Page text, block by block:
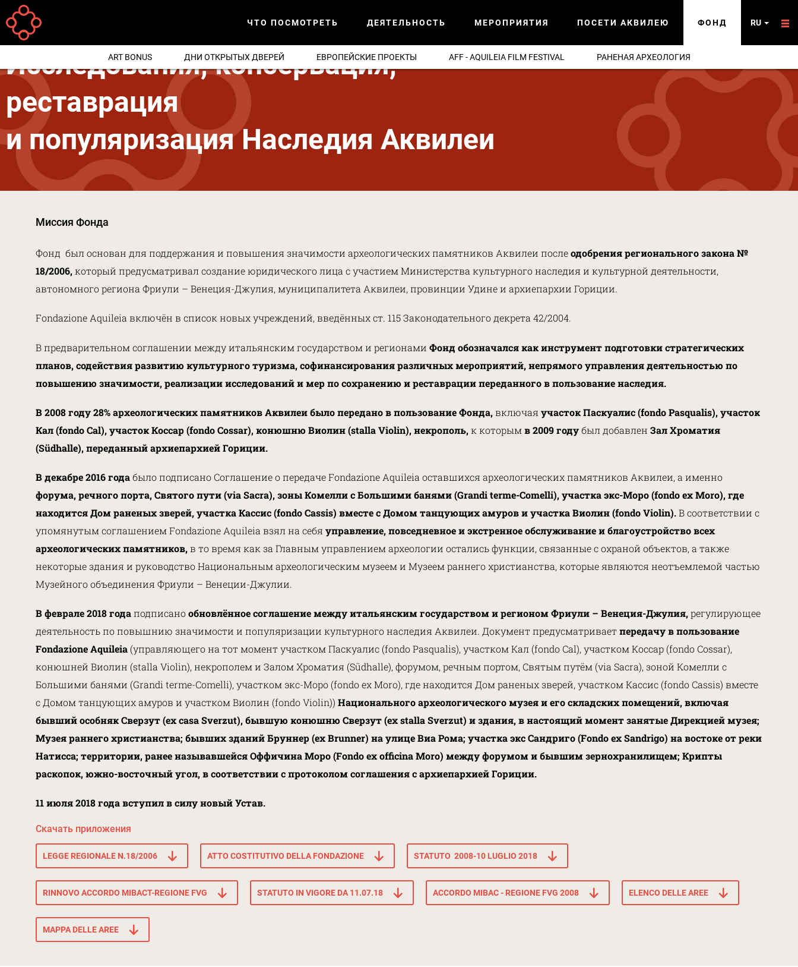
Перейти к основному содержанию
ЧТО ПОСМОТРЕТЬ ДЕЯТЕЛЬНОСТЬ МЕРОПРИЯТИЯ ПОСЕТИ АКВИЛЕЮ ФОНД RU
ART BONUS ДНИ ОТКРЫТЫХ ДВЕРЕЙ ЕВРОПЕЙСКИЕ ПРОЕКТЫ AFF - AQUILEIA FILM FESTIVAL РАНЕНАЯ АРХЕОЛОГИЯ
Your
are
Главная
Исследования, консервация,
реставрация
и популяризация Наследия Аквилеи
Миссия Фонда
Фонд был основан для поддержания и повышения значимости археологических памятников Аквилеи послеодобрения регионального закона №
18/2006,который предусматривал создание юридического лица с участием Министерства культурного наследия и культурной деятельности,
автономного региона Фриули – Венеция-Джулия, муниципалитета Аквилеи, провинции Удине и архиепархии Гориции.
Fondazione Aquileia включён в список новых учреждений, введённых ст. 115 Законодательного декрета 42/2004.
В предварительном соглашении между итальянским государством и регионами Фонд обозначался как инструмент подготовки стратегических
планов, содействия развитию культурного туризма, софинансирования различных мероприятий, непрямого управления деятельностью по
повышению значимости, реализации исследований и мер по сохранению и реставрации переданного в пользование наследия.
В 2008 году 28% археологических памятников Аквилеи было передано в пользование Фонда,включая участок Паскуалис (fondo Pasqualis), участок
Кал (fondo Cal), участок Коссар (fondo Cossar), конюшню Виолин (stalla Violin), некрополь,к которымв 2009 годубыл добавлен Зал Хроматия
(Südhalle), переданный архиепархией Гориции.
В декабре 2016 годабыло подписано Соглашение о передаче Fondazione Aquileia оставшихся археологических памятников Аквилеи, а именно
форума, речного порта, Святого пути (via Sacra), зоны Комелли с Большими банями (Grandi terme-Comelli), участка экс-Моро (fondo ex Moro), где
находится Дом раненых зверей, участка Кассис (fondo Cassis) вместе с Домом танцующих амуров и участка Виолин (fondo Violin).В соответствии с
упомянутым соглашением Fondazione Aquileia взял на себя управление, повседневное и экстренное обслуживание и благоустройство всех
археологических памятников,в то время как за Главным управлением археологии остались функции, связанные с охраной объектов, а также
некоторые здания и руководство Национальным археологическим музеем и Музеем раннего христианства, которые являются неотъемлемой частью
Музейного объединения Фриули – Венеции-Джулии.
В феврале 2018 годаподписанообновлённое соглашение между итальянским государством и регионом Фриули – Венеция-Джулия,регулирующее
деятельность по повышнию значимости и популяризации культурного наследия Аквилеи. Документ предусматривает передачу в пользование
Fondazione Aquileia(управляющего на тот момент участком Паскуалис (fondo Pasqualis), участком Кал (fondo Cal), участком Коссар (fondo Cossar),
конюшней Виолин (stalla Violin), некрополем и Залом Хроматия (Südhalle), форумом, речным портом, Святым путём (via Sacra), зоной Комелли с
Большими банями (Grandi terme-Comelli), участком экс-Моро (fondo ex Moro), где находится Дом раненых зверей, участком Кассис (fondo Cassis) вместе
с Домом танцующих амуров и участком Виолин (fondo Violin)) Национального археологического музея и его складских помещений, включая
бывший особняк Сверзут (ex casa Sverzut), бывшую конюшню Сверзут (ex stalla Sverzut) и здания, в настоящий момент занятые Дирекцией музея;
Музея раннего христианства; бывших зданий Бруннер (ex Brunner) на улице Виа Рома; участка экс Сандриго (Fondo ex Sandrigo) на востоке от реки
Натисса; территории, ранее называвшейся Оффичина Моро (Fondo ex officina Moro) между форумом и бывшим зернохранилищем; Крипты
раскопок, южно-восточный угол, в соответствии с протоколом соглашения с архиепархией Гориции.
11 июля 2018 года вступил в силу новый Устав.
Скачать приложения
LEGGE REGIONALE N.18/2006 ATTO COSTITUTIVO DELLA FONDAZIONE STATUTO 2008-10 LUGLIO 2018
RINNOVO ACCORDO MIBACT-REGIONE FVG STATUTO IN VIGORE DA 11.07.18 ACCORDO MIBAC - REGIONE FVG 2008 ELENCO DELLE AREE
MAPPA DELLE AREE